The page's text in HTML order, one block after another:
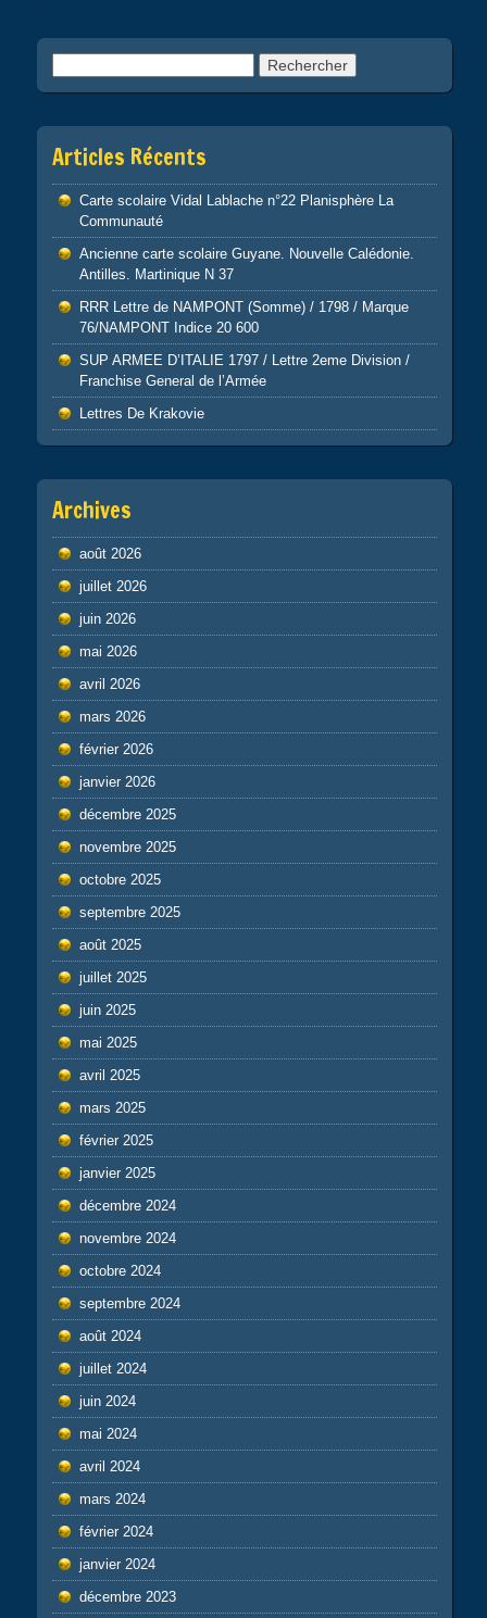
Articles Récents
Carte scolaire Vidal Lablache n°22 Planisphère La
Communauté
Ancienne carte scolaire Guyane. Nouvelle Calédonie.
Antilles. Martinique N 37
RRR Lettre de NAMPONT (Somme) / 1798 / Marque
76/NAMPONT Indice 20 600
SUP ARMEE D’ITALIE 1797 / Lettre 2eme Division /
Franchise General de l’Armée
Lettres De Krakovie
Archives
août 2026
juillet 2026
juin 2026
mai 2026
avril 2026
mars 2026
février 2026
janvier 2026
décembre 2025
novembre 2025
octobre 2025
septembre 2025
août 2025
juillet 2025
juin 2025
mai 2025
avril 2025
mars 2025
février 2025
janvier 2025
décembre 2024
novembre 2024
octobre 2024
septembre 2024
août 2024
juillet 2024
juin 2024
mai 2024
avril 2024
mars 2024
février 2024
janvier 2024
décembre 2023